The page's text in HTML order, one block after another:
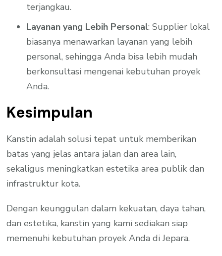
terjangkau.
Layanan yang Lebih Personal: Supplier lokal
biasanya menawarkan layanan yang lebih
personal, sehingga Anda bisa lebih mudah
berkonsultasi mengenai kebutuhan proyek
Anda.
Kesimpulan
Kanstin adalah solusi tepat untuk memberikan
batas yang jelas antara jalan dan area lain,
sekaligus meningkatkan estetika area publik dan
infrastruktur kota.
Dengan keunggulan dalam kekuatan, daya tahan,
dan estetika, kanstin yang kami sediakan siap
memenuhi kebutuhan proyek Anda di Jepara.